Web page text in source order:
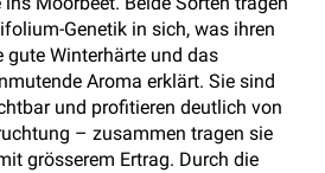
Genetik in sich, was ihren
gute Winterhärte und das
Aroma erklärt. Sie sind
und profitieren deutlich von
– zusammen tragen sie
grösserem Ertrag. Durch die